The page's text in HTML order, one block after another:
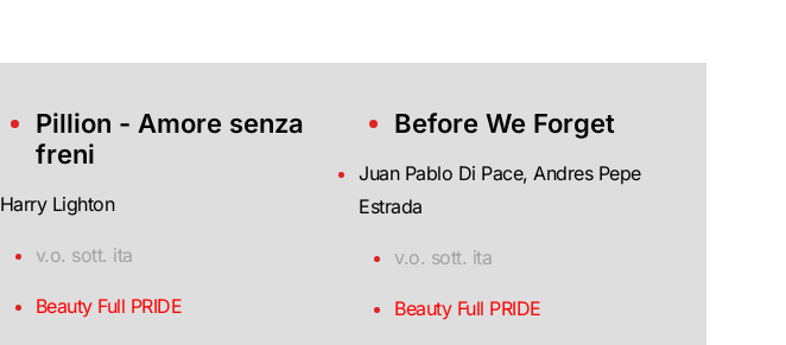
Pillion - Amore senza
freni
Harry Lighton
v.o. sott. ita
Beauty Full PRIDE
Before We Forget
Juan Pablo Di Pace, Andres Pepe
Estrada
v.o. sott. ita
Beauty Full PRIDE